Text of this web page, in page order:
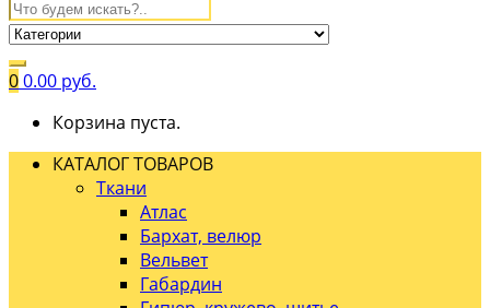
00.00 руб.
Корзина пуста.
КАТАЛОГ ТОВАРОВ
Ткани
Атлас
Бархат, велюр
Вельвет
Габардин